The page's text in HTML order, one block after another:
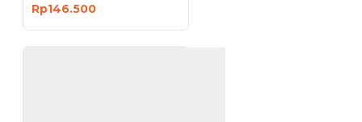
Rp146.500